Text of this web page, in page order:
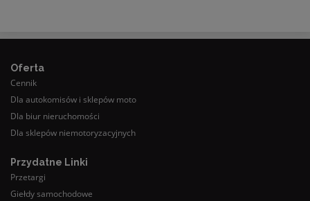
Oferta
Cennik
Dla autokomisów i sklepów moto
Dla biur nieruchomości
Dla sklepów niemotoryzacyjnych
Przydatne Linki
Przetargi
Giełdy samochodowe